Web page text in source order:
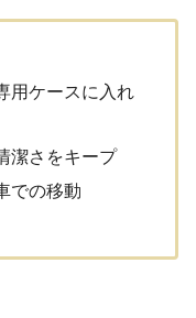
用ケースに入れ
潔さをキープ
での移動